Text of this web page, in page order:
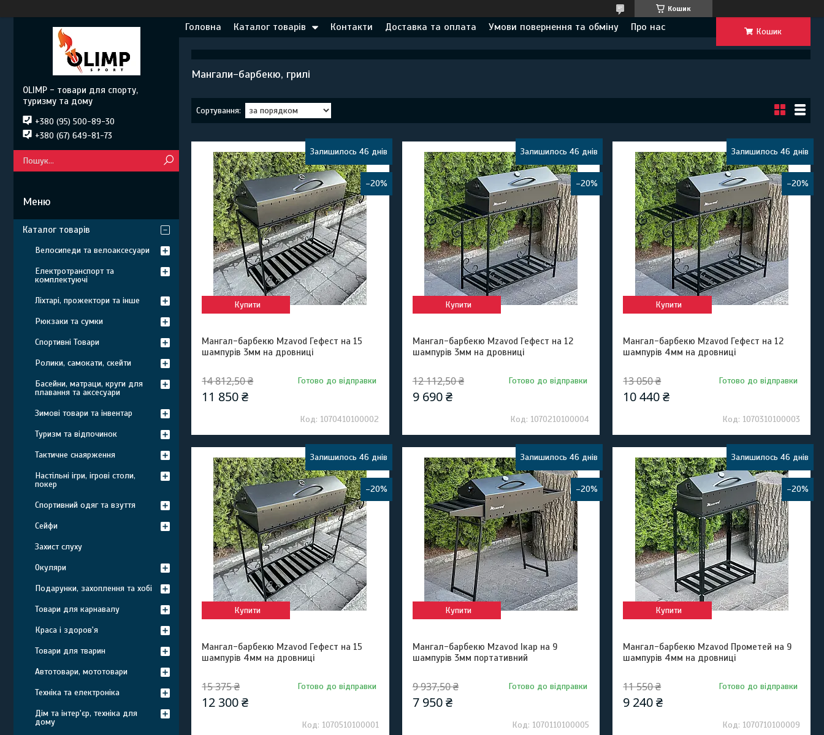
Кошик
Головна Каталог товарів Контакти Доставка та оплата Умови повернення та обміну Про нас Кошик
Мангали-барбекю, грилі
–20%
Залишилось 46 днів
Купити
Мангал-барбекю Mzavod Гефест на 15
шампурів 3мм на дровниці
14 812,50 ₴
11 850 ₴
Готово до відправки
1070410100002
–20%
Залишилось 46 днів
Купити
Мангал-барбекю Mzavod Гефест на 12
шампурів 3мм на дровниці
12 112,50 ₴
9 690 ₴
Готово до відправки
1070210100004
–20%
Залишилось 46 днів
Купити
Мангал-барбекю Mzavod Гефест на 12
шампурів 4мм на дровниці
13 050 ₴
10 440 ₴
Готово до відправки
1070310100003
–20%
Залишилось 46 днів
Купити
Мангал-барбекю Mzavod Гефест на 15
шампурів 4мм на дровниці
15 375 ₴
12 300 ₴
Готово до відправки
1070510100001
–20%
Залишилось 46 днів
Купити
Мангал-барбекю Mzavod Ікар на 9
шампурів 3мм портативний
9 937,50 ₴
7 950 ₴
Готово до відправки
1070110100005
–20%
Залишилось 46 днів
Купити
Мангал-барбекю Mzavod Прометей на 9
шампурів 4мм на дровниці
11 550 ₴
9 240 ₴
Готово до відправки
1070710100009
OLIMP - товари для спорту,
туризму та дому
+380 (95) 500-89-30
+380 (67) 649-81-73
Каталог товарів
Велосипеди та велоаксесуари
Електротранспорт та
комплектуючі
Ліхтарі, прожектори та інше
Рюкзаки та сумки
Спортивні Товари
Ролики, самокати, скейти
Басейни, матраци, круги для
плавання та аксесуари
Зимові товари та інвентар
Туризм та відпочинок
Тактичне снаярження
Настільні ігри, ігрові столи,
покер
Спортивний одяг та взуття
Сейфи
Захист слуху
Окуляри
Подарунки, захоплення та хобі
Товари для карнавалу
Краса і здоров'я
Товари для тварин
Автотовари, мототовари
Техніка та електроніка
Дім та інтер'єр, техніка для
дому